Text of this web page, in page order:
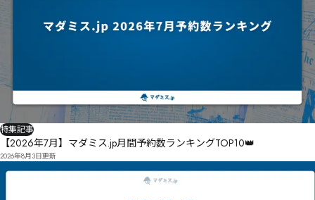
特集記事
【2026年7月】マダミス.jp月間予約数ランキングTOP10👑
2026年8月3日更新